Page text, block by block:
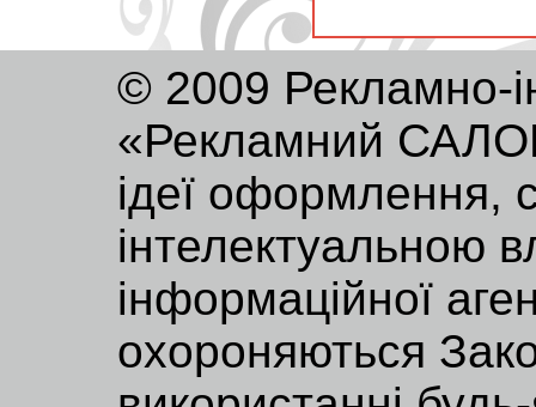
© 2009 Рекламно-
«Рекламний
ідеї оформлення,
інтелектуальною
інформаційної
охороняються